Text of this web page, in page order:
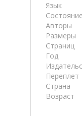
Язык
Состояние
Авторы
Размеры
Страниц
Год
Переплет
Страна
Возраст